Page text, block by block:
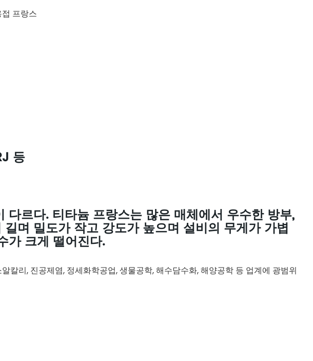
프랑스
등
다르다. 티타늄 프랑스는 많은 매체에서 우수한 방부,
며 밀도가 작고 강도가 높으며 설비의 무게가 가볍
가 크게 떨어진다.
칼리, 진공제염, 정세화학공업, 생물공학, 해수담수화, 해양공학 등 업계에 광범위